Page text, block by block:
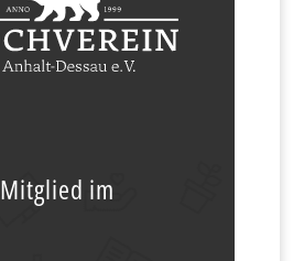
Mitglied im